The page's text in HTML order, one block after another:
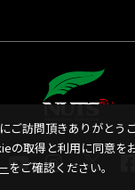
ご訪問頂きありがとう
の取得と利用に同意を
をご確認ください。